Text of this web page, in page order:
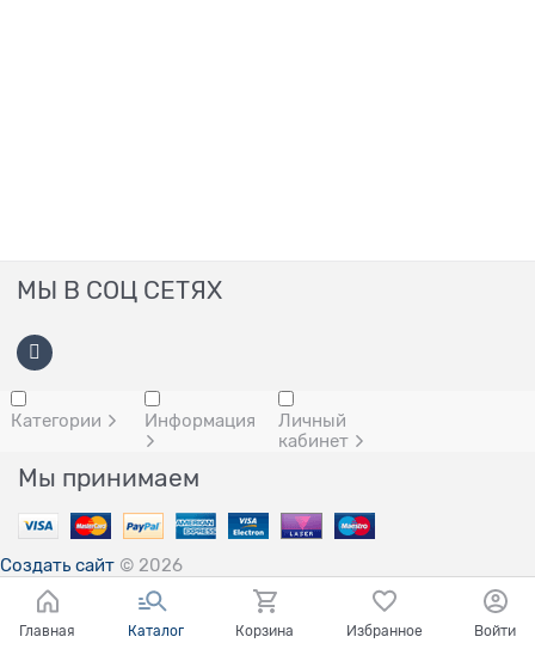
МЫ В СОЦ СЕТЯХ
Категории Информация
Личный
кабинет
Мы принимаем
Создать сайт © 2026
Главная Каталог Корзина Избранное Войти